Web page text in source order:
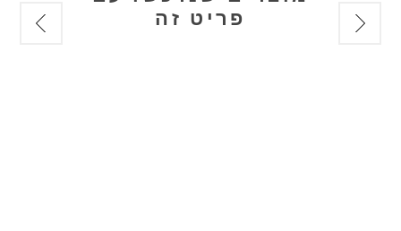
פריט זה